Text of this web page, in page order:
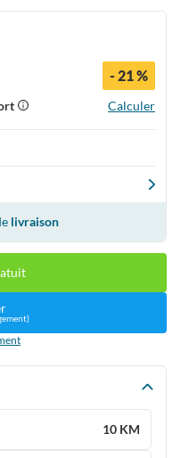
- 21 %
Calculer
livraison
10 KM